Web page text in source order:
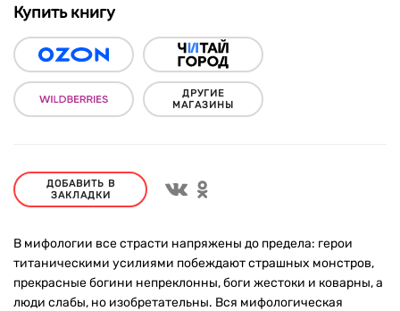
Купить книгу
ДРУГИЕ
МАГАЗИНЫ
ДОБАВИТЬ В
ЗАКЛАДКИ
В мифологии все страсти напряжены до предела: герои
титаническими усилиями побеждают страшных монстров,
прекрасные богини непреклонны, боги жестоки и коварны, а
люди слабы, но изобретательны. Вся мифологическая